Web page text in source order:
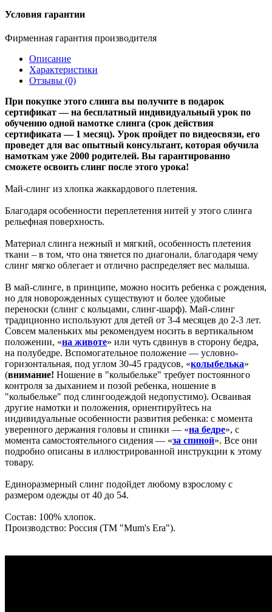
Условия гарантии
Фирменная гарантия производителя
Описание
Характеристики
Отзывы (0)
При покупке этого слинга вы получите в подарок
сертификат — на бесплатный индивидуальный урок по
обучению одной намотке слинга (срок действия
сертификата — 1 месяц). Урок пройдет по видеосвязи, его
проведет для вас опытный консультант, которая обучила
намоткам уже 2000 родителей. Вы гарантированно
сможете освоить слинг после этого урока!
Май-слинг из хлопка жаккардового плетения.
Благодаря особенности переплетения нитей у этого слинга
рельефная поверхность.
Материал слинга нежный и мягкий, особенность плетения
ткани – в том, что она тянется по диагонали, благодаря чему
слинг мягко облегает и отлично распределяет вес малыша.
В май-слинге, в принципе, можно носить ребенка с рождения,
но для новорожденных существуют и более удобные
переноски (слинг с кольцами, слинг-шарф). Май-слинг
традиционно используют для детей от 3-4 месяцев до 2-3 лет.
Совсем маленьких мы рекомендуем носить в вертикальном
положении, «на животе» или чуть сдвинув в сторону бедра,
на полубедре. Вспомогательное положение — условно-
горизонтальная, под углом 30-45 градусов, «колыбелька»
(внимание! Ношение в "колыбельке" требует постоянного
контроля за дыханием и позой ребенка, ношение в
"колыбельке" под слингоодеждой недопустимо). Осваивая
другие намотки и положения, ориентируйтесь на
индивидуальные особенности развития ребенка: с момента
уверенного держания головы и спинки — «на бедре», с
момента самостоятельного сидения — «за спиной». Все они
подробно описаны в иллюстрированной инструкции к этому
товару.
Единоразмерный слинг подойдет любому взрослому с
размером одежды от 40 до 54.
Состав: 100% хлопок.
Производство: Россия (ТМ "Mum's Era").